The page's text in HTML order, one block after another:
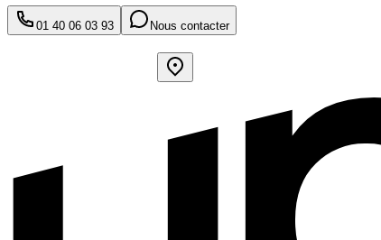
01 40 06 03 93 Nous contacter